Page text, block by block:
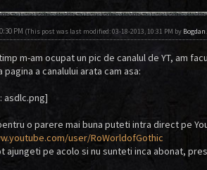
PM (This post was last modified: 03-18-2013, 10:31 PM by Bogdan
m-am ocupat un pic de canalul de YT, am
pagina a canalului arata cam asa:
o parere mai buna puteti intra direct pe
user/RoWorldofGothic
ajungeti pe acolo si nu sunteti inca abonat,